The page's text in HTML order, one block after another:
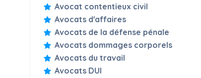
Avocat contentieux civil
Avocats d'affaires
Avocats de la défense pénale
Avocats dommages corporels
Avocats du travail
Avocats DUI